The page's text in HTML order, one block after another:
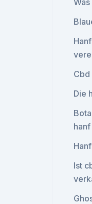
Cbd
Die
Ist